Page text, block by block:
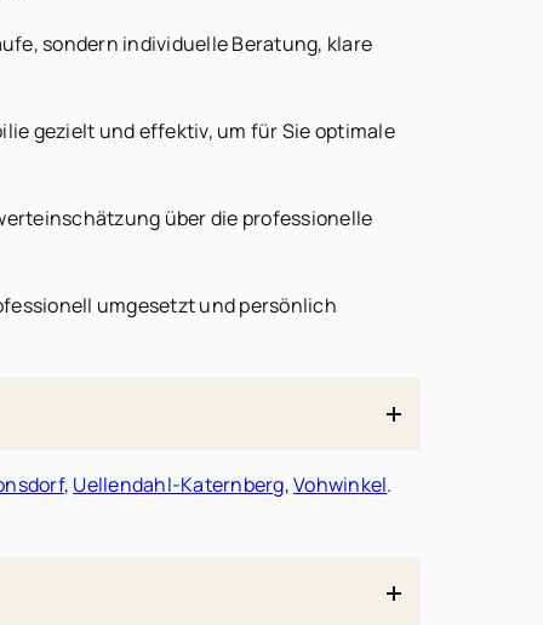
sondern individuelle Beratung, klare
gezielt und effektiv, um für Sie optimale
über die professionelle
umgesetzt und persönlich
, Uellendahl-Katernberg,Vohwinkel.